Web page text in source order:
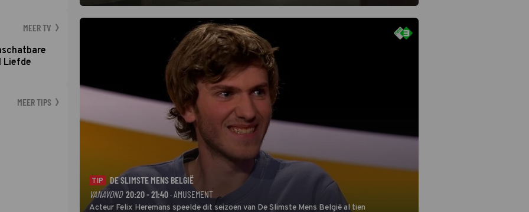
MEER TV
Liefde
MEER TIPS
TIP
DE SLIMSTE MENS BELGIË
VANAVOND 20:20 - 21:40 · AMUSEMENT
Acteur Felix Heremans speelde dit seizoen van De Slimste Mens België al tien